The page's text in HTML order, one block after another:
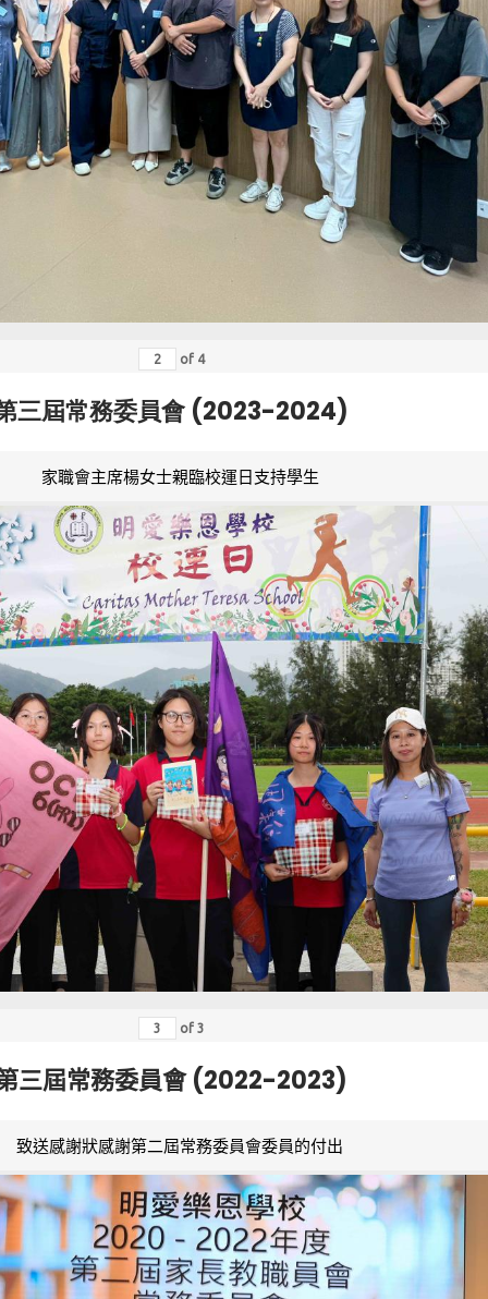
of 4
三屆常務委員會 (2023-2024)
家職會主席楊女士親臨校運日支持學生
of 3
三屆常務委員會 (2022-2023)
致送感謝狀感謝第二屆常務委員會委員的付出